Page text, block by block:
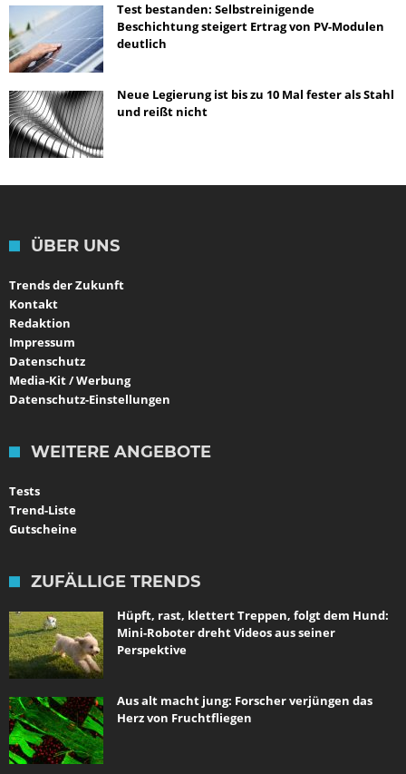
Test bestanden: Selbstreinigende
Beschichtung steigert Ertrag von PV-Modulen
deutlich
Neue Legierung ist bis zu 10 Mal fester als Stahl
und reißt nicht
ÜBER UNS
Trends der Zukunft
Kontakt
Redaktion
Impressum
Datenschutz
Media-Kit / Werbung
Datenschutz-Einstellungen
WEITERE ANGEBOTE
Tests
Trend-Liste
Gutscheine
ZUFÄLLIGE TRENDS
Hüpft, rast, klettert Treppen, folgt dem Hund:
Mini-Roboter dreht Videos aus seiner
Perspektive
Aus alt macht jung: Forscher verjüngen das
Herz von Fruchtfliegen